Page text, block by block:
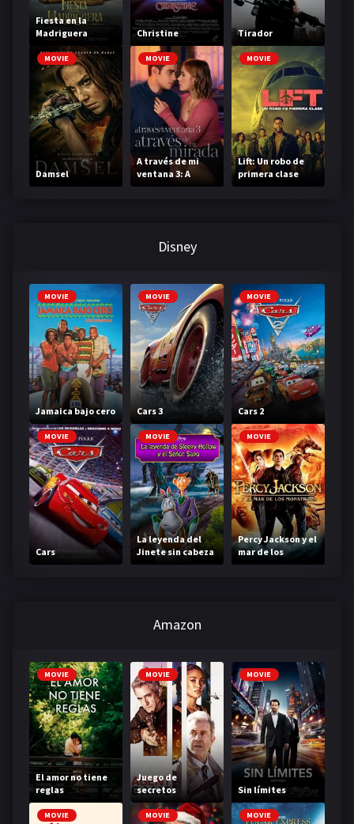
Fiesta en la
Madriguera
Christine Tirador
MOVIE
Damsel
MOVIE
A través de mi
ventana 3: A
través de tu
MOVIE
Lift: Un robo de
primera clase
Disney
MOVIE
Jamaica bajo cero
MOVIE
Cars 3
MOVIE
Cars 2
MOVIE
Cars
MOVIE
La leyenda del
Jinete sin cabeza
MOVIE
Percy Jackson y el
mar de los
monstruos
Amazon
MOVIE
El amor no tiene
reglas
MOVIE
Juego de
secretos
MOVIE
Sin límites
MOVIE MOVIE MOVIE